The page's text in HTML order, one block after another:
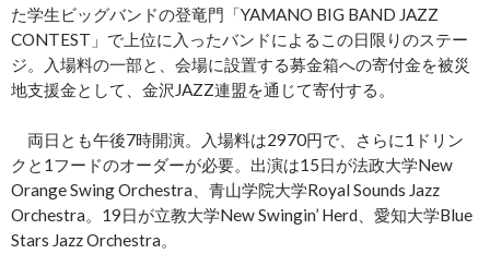
た学生ビッグバンドの登竜門「YAMANO BIG BAND JAZZ
CONTEST」で上位に入ったバンドによるこの日限りのステー
ジ。入場料の一部と、会場に設置する募金箱への寄付金を被災
地支援金として、金沢JAZZ連盟を通じて寄付する。
両日とも午後7時開演。入場料は2970円で、さらに1ドリン
クと1フードのオーダーが必要。出演は15日が法政大学New
Orange Swing Orchestra、青山学院大学Royal Sounds Jazz
Orchestra。19日が立教大学New Swingin’ Herd、愛知大学Blue
Stars Jazz Orchestra。